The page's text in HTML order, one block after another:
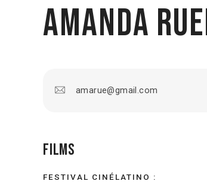
Amanda
amarue@gmail.com
Films
FESTIVAL CINÉLATINO :